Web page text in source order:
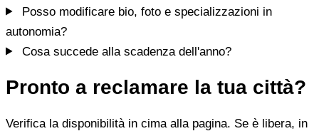
Posso modificare bio, foto e specializzazioni in
autonomia?
Cosa succede alla scadenza dell'anno?
Pronto a reclamare la tua città?
Verifica la disponibilità in cima alla pagina. Se è libera, in